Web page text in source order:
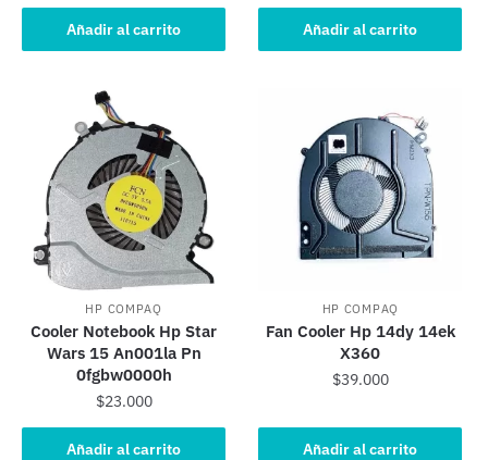
Añadir al carrito Añadir al carrito
HP COMPAQ
Cooler Notebook Hp Star
Wars 15 An001la Pn
0fgbw0000h
$23.000
Añadir al carrito
HP COMPAQ
Fan Cooler Hp 14dy 14ek
X360
$39.000
Añadir al carrito